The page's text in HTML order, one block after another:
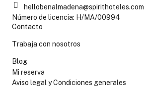
hellobenalmadena@spirithoteles.com
Número de licencia: H/MA/00994
Contacto
Trabaja con nosotros
Blog
Mi reserva
Aviso legal y Condiciones generales